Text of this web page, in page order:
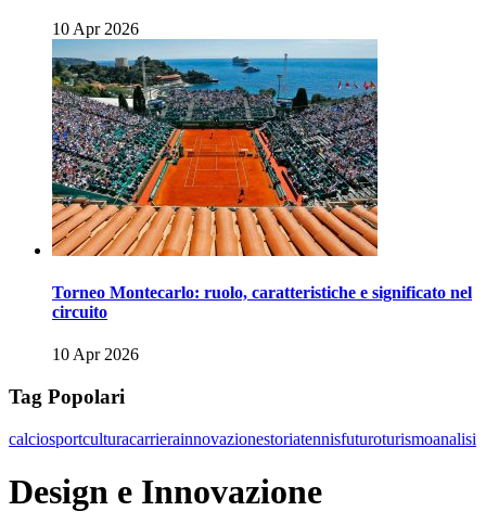
10 Apr 2026
Torneo Montecarlo: ruolo, caratteristiche e significato nel
circuito
10 Apr 2026
Tag Popolari
calciosportculturacarrierainnovazionestoriatennisfuturoturismoanalisi
Design e Innovazione